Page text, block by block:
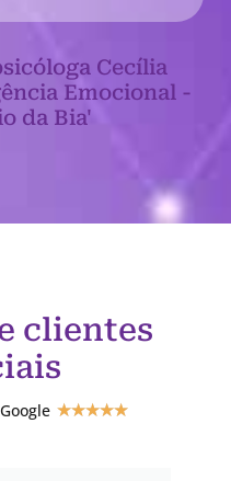
Cecília
Emocional -
da Bia'
clientes
★★★★★